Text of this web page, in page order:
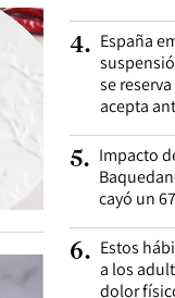
4. España
se
acepta
5. Impacto
cayó un
6. Estos
a los
dolor